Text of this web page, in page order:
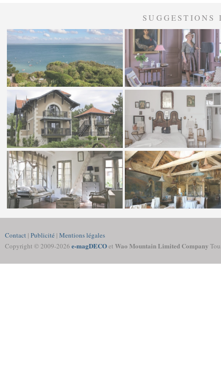
Contact | Publicité | Mentions légales
Copyright © 2009-2026 e-magDECOet Wao Mountain Limited Company